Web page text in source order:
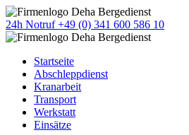
24h Notruf +49 (0) 341 600 586 10
Startseite
Abschleppdienst
Kranarbeit
Transport
Werkstatt
Einsätze